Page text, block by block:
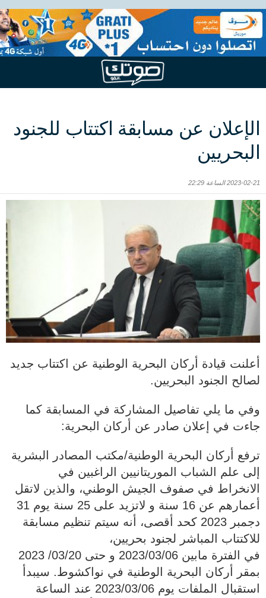
الإعلان عن مسابقة اكتتاب للجنود
البحريين
2023-02-21 الساعة 22:29
أعلنت قيادة أركان البحرية الوطنية عن اكتتاب جديد
لصالح الجنود البحريين.
وفي ما يلي تفاصيل المشاركة في المسابقة كما
جاءت في إعلان صادر عن أركان البحرية:
ترفع أركان البحرية الوطنية/مكتب المصادر البشرية
إلى علم الشباب الموريتانيين الراغبين في
الانخراط في صفوف الجيش الوطني، والذين لاتقل
أعمارهم عن 16 سنة و لاتزيد على 25 سنة يوم 31
دجمبر 2023 كحد أقصى، أنه سيتم تنظيم مسابقة
للاكتتاب المباشر لجنود بحريين،
في الفترة مابين 2023/03/06 و حتى 03/20/ 2023
بمقر أركان البحرية الوطنية في نواكشوط. سيبدأ
استقبال الملفات يوم 2023/03/06 عند الساعة